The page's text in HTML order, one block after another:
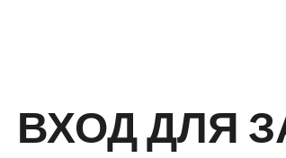
ВХОД ДЛЯ